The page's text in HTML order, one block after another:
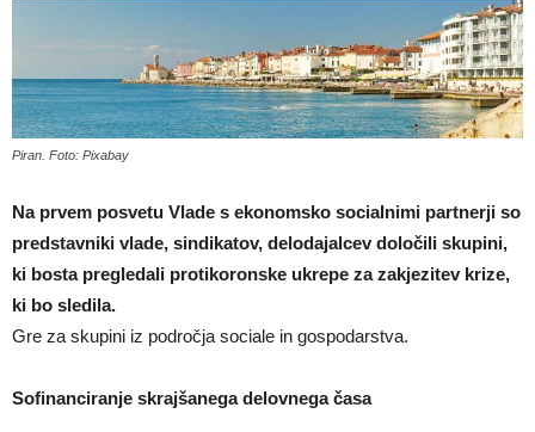
Piran. Foto: Pixabay
Na prvem posvetu Vlade s ekonomsko socialnimi partnerji so
predstavniki vlade, sindikatov, delodajalcev določili skupini,
ki bosta pregledali protikoronske ukrepe za zakjezitev krize,
ki bo sledila.
Gre za skupini iz področja sociale in gospodarstva.
Sofinanciranje skrajšanega delovnega časa